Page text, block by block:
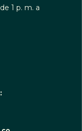
1 p. m. a